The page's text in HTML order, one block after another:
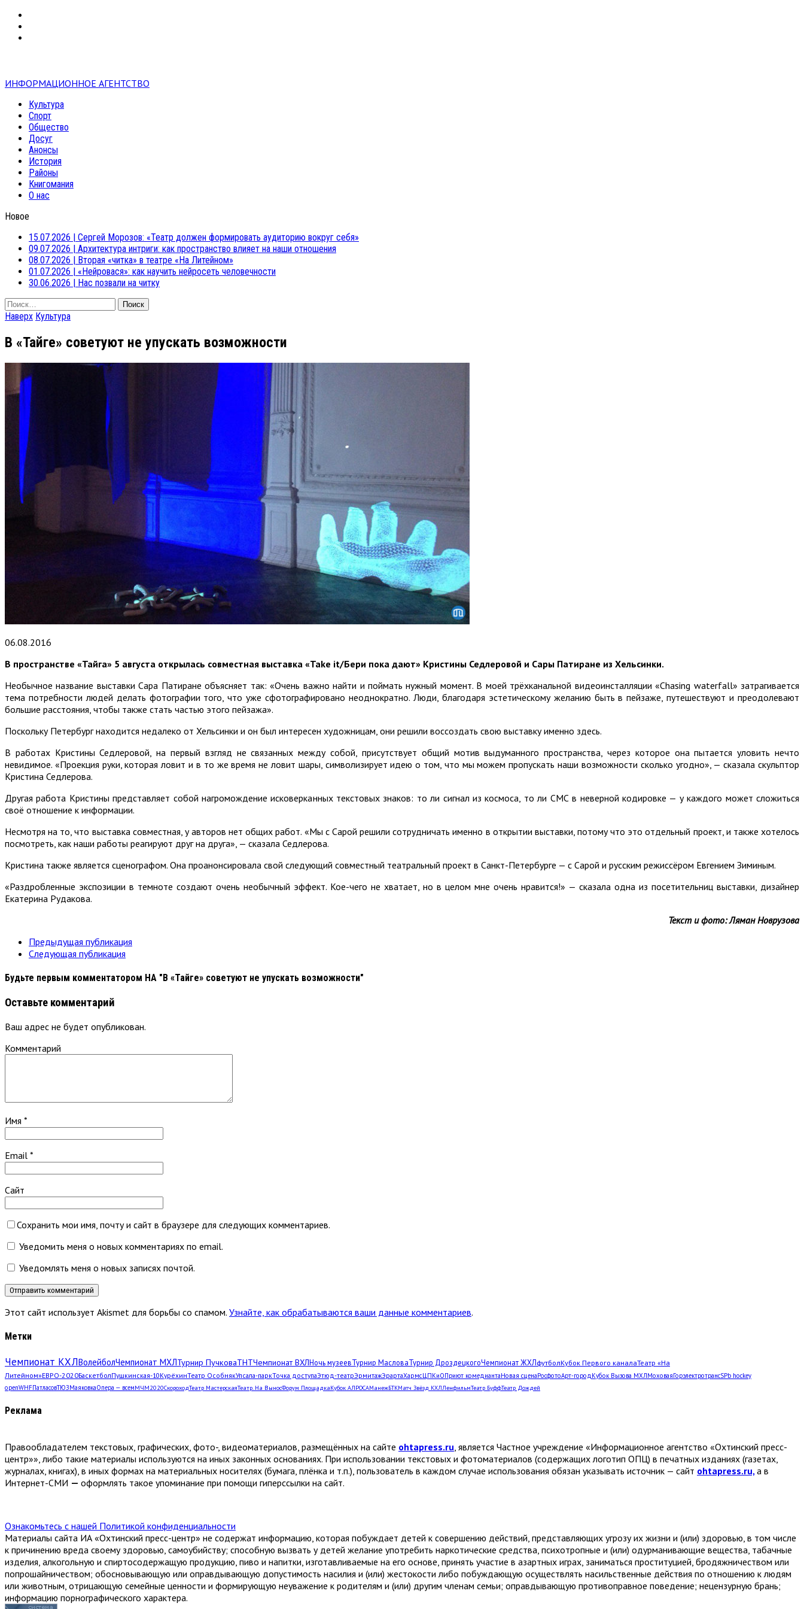
ИНФОРМАЦИОННОЕ АГЕНТСТВО
Культура
Спорт
Общество
Досуг
Анонсы
История
Районы
Книгомания
О нас
Новое
15.07.2026 | Сергей Морозов: «Театр должен формировать аудиторию вокруг себя»
09.07.2026 | Архитектура интриги: как пространство влияет на наши отношения
08.07.2026 | Вторая «читка» в театре «На Литейном»
01.07.2026 | «Нейровася»: как научить нейросеть человечности
30.06.2026 | Нас позвали на читку
Найти:
Наверх Культура
В «Тайге» советуют не упускать возможности
06.08.2016
В пространстве «Тайга» 5 августа открылась совместная выставка «Take it/Бери пока дают» Кристины Седлеровой и Сары Патиране из Хельсинки.
Необычное название выставки Сара Патиране объясняет так: «Очень важно найти и поймать нужный момент. В моей трёхканальной видеоинсталляции «Chasing waterfall» затрагивается
тема потребности людей делать фотографии того, что уже сфотографировано неоднократно. Люди, благодаря эстетическому желанию быть в пейзаже, путешествуют и преодолевают
большие расстояния, чтобы также стать частью этого пейзажа».
Поскольку Петербург находится недалеко от Хельсинки и он был интересен художницам, они решили воссоздать свою выставку именно здесь.
В работах Кристины Седлеровой, на первый взгляд не связанных между собой, присутствует общий мотив выдуманного пространства, через которое она пытается уловить нечто
невидимое. «Проекция руки, которая ловит и в то же время не ловит шары, символизирует идею о том, что мы можем пропускать наши возможности сколько угодно», — сказала скульптор
Кристина Седлерова.
Другая работа Кристины представляет собой нагромождение исковерканных текстовых знаков: то ли сигнал из космоса, то ли СМС в неверной кодировке — у каждого может сложиться
своё отношение к информации.
Несмотря на то, что выставка совместная, у авторов нет общих работ. «Мы с Сарой решили сотрудничать именно в открытии выставки, потому что это отдельный проект, и также хотелось
посмотреть, как наши работы реагируют друг на друга», — сказала Седлерова.
Кристина также является сценографом. Она проанонсировала свой следующий совместный театральный проект в Санкт-Петербурге — с Сарой и русским режиссёром Евгением Зиминым.
«Раздробленные экспозиции в темноте создают очень необычный эффект. Кое-чего не хватает, но в целом мне очень нравится!» — сказала одна из посетительниц выставки, дизайнер
Екатерина Рудакова.
Текст и фото: Ляман Новрузова
Предыдущая публикация
Следующая публикация
Будьте первым комментатором НА "В «Тайге» советуют не упускать возможности"
Оставьте комментарий
Ваш адрес не будет опубликован.
Комментарий
Имя *
Email *
Сайт
Сохранить мои имя, почту и сайт в браузере для следующих комментариев.
Уведомить меня о новых комментариях по email.
Уведомлять меня о новых записях почтой.
Этот сайт использует Akismet для борьбы со спамом. Узнайте, как обрабатываются ваши данные комментариев.
Метки
Чемпионат КХЛВолейболЧемпионат МХЛТурнир ПучковаТНТЧемпионат ВХЛНочь музеевТурнир МасловаТурнир ДроздецкогоЧемпионат ЖХЛфутболКубок Первого каналаТеатр «На
Литейном»ЕВРО-2020БаскетболПушкинская-10КурёхинТеатр ОсобнякУпсала-паркТочка доступаЭтюд-театрЭрмитажЭрартаХармсЦПКиОПриют комедиантаНовая сценаРосфотоАрт-город Кубок Вызова МХЛМоховаяГорэлектротрансSPb hockey
openWHFПатласовТЮЗМаяковкаОпера — всемМЧМ2020СкороходТеатр МастерскаяТеатр. На ВыносФорум ПлощадкаКубок АЛРОСАМанежБТКМатч Звёзд КХЛЛенфильмТеатр БуффТеатр Дождей
Реклама
Правообладателем текстовых, графических, фото-, видеоматериалов, размещённых на сайте ohtapress.ru, является Частное учреждение «Информационное агентство «Охтинский пресс-
центр»», либо такие материалы используются на иных законных основаниях. При использовании текстовых и фотоматериалов (содержащих логотип ОПЦ) в печатных изданиях (газетах,
журналах, книгах), в иных формах на материальных носителях (бумага, плёнка и т.п.), пользователь в каждом случае использования обязан указывать источник — сайт ohtapress.ru, а в
Интернет-СМИ — оформлять такое упоминание при помощи гиперссылки на сайт.
Ознакомьтесь с нашей Политикой конфиденциальности
Материалы сайта ИА «Охтинский пресс-центр» не содержат информацию, которая побуждает детей к совершению действий, представляющих угрозу их жизни и (или) здоровью, в том числе
к причинению вреда своему здоровью, самоубийству; способную вызвать у детей желание употребить наркотические средства, психотропные и (или) одурманивающие вещества, табачные
изделия, алкогольную и спиртосодержащую продукцию, пиво и напитки, изготавливаемые на его основе, принять участие в азартных играх, заниматься проституцией, бродяжничеством или
попрошайничеством; обосновывающую или оправдывающую допустимость насилия и (или) жестокости либо побуждающую осуществлять насильственные действия по отношению к людям
или животным, отрицающую семейные ценности и формирующую неуважение к родителям и (или) другим членам семьи; оправдывающую противоправное поведение; нецензурную брань;
информацию порнографического характера.